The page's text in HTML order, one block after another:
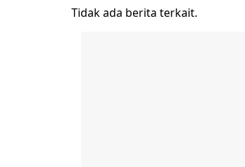
Tidak ada berita terkait.